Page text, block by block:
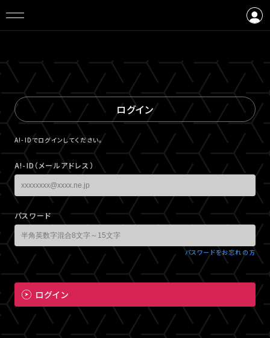
ログイン
A!-IDでログインしてください。
A!-ID（メールアドレス）
パスワード
パスワードをお忘れの方
ログイン